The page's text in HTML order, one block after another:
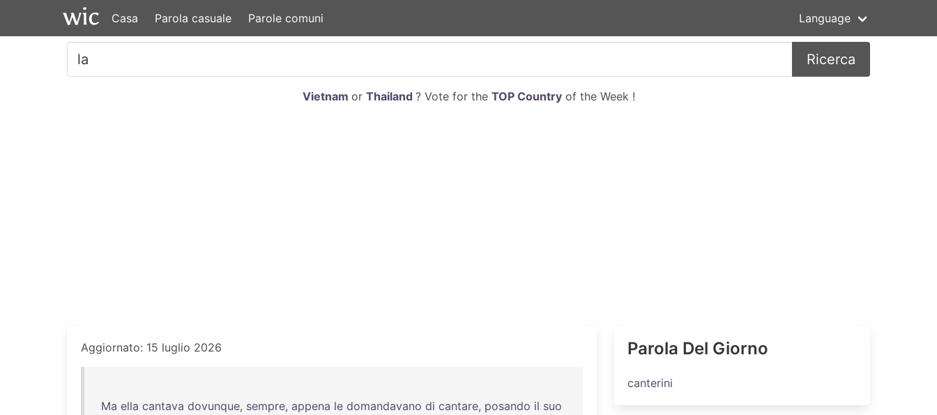
Casa Parola casuale Parole comuni Language
Ricerca
Vietnam or Thailand ? Vote for the TOP Countryof the Week !
Aggiornato: 15 luglio 2026
Ma ella cantava dovunque, sempre, appena le domandavano di cantare, posando il suo
Parola Del Giorno
canterini